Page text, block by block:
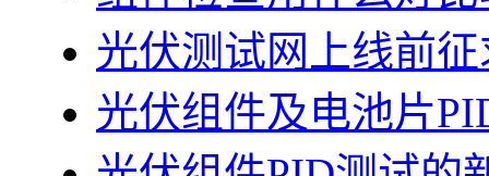
光伏测试网上线前
光伏组件及电池片